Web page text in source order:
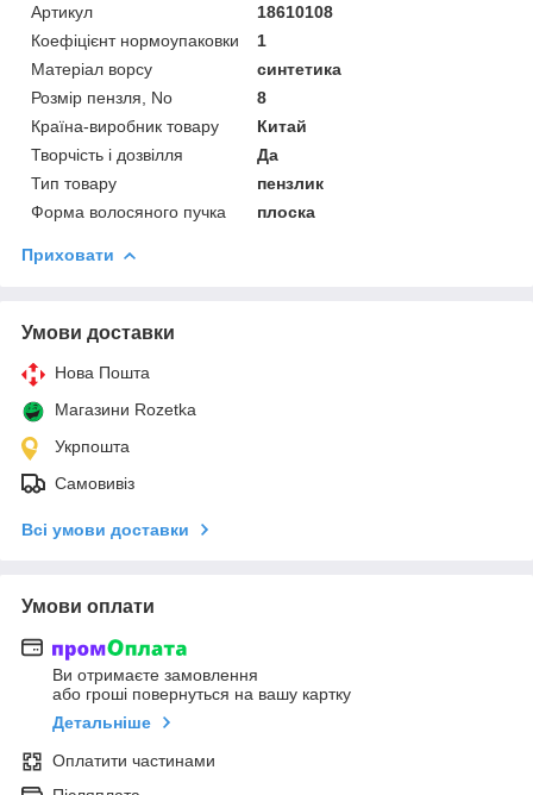
Артикул
18610108
Коефіцієнт нормоупаковки
1
Матеріал ворсу
синтетика
Розмір пензля, No
8
Країна-виробник товару
Китай
Творчість і дозвілля
Да
Тип товару
пензлик
Форма волосяного пучка
плоска
Приховати
Умови доставки
Нова Пошта
Магазини Rozetka
Укрпошта
Самовивіз
Всі умови доставки
Умови оплати
Ви отримаєте замовлення
або гроші повернуться на вашу картку
Детальніше
Оплатити частинами